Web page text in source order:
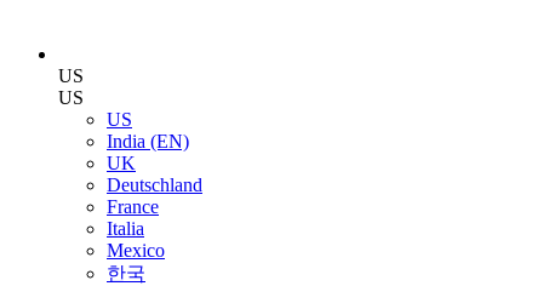
US
US
US
India (EN)
UK
Deutschland
France
Italia
Mexico
한국